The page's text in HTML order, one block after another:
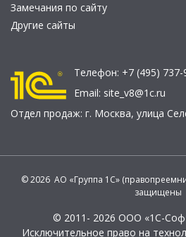
Замечания по сайту
Другие сайты
Телефон: +7 (495)
Email: site_v8@1c.ru
Отдел продаж: г. Москва, улица
© 2026 АО «Группа 1С»
защищены
© 2011- 2026 ООО «1С-
Исключительное право на